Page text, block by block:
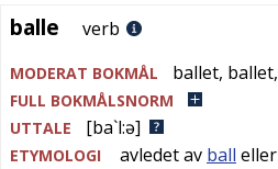
balle verb
MODERAT BOKMÅL ballet, ballet,
FULL BOKMÅLSNORM
UTTALE
[ba`l:ə]
ETYMOLOGI avledet av ball eller